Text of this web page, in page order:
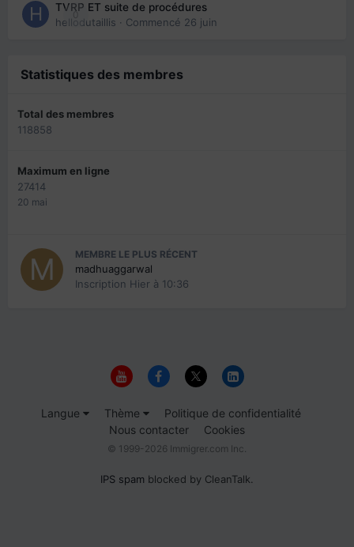
0
TVRP ET suite de procédures
hellodutaillis · Commencé 26 juin
Statistiques des membres
Total des membres
118858
Maximum en ligne
27414
20 mai
MEMBRE LE PLUS RÉCENT
madhuaggarwal
Inscription Hier à 10:36
Langue Thème
Politique de confidentialité
Nous contacter
Cookies
© 1999-2026 Immigrer.com Inc.
IPS spam blocked by CleanTalk.